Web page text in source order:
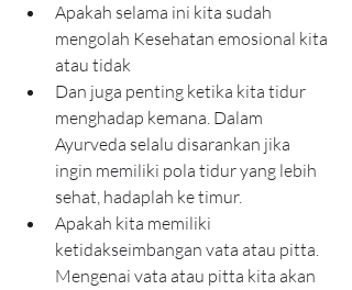
Apakah selama ini kita sudah
mengolah Kesehatan emosional kita
atau tidak
Dan juga penting ketika kita tidur
menghadap kemana. Dalam
Ayurveda selalu disarankan jika
ingin memiliki pola tidur yang lebih
sehat, hadaplah ke timur.
Apakah kita memiliki
ketidakseimbangan vata atau pitta.
Mengenai vata atau pitta kita akan